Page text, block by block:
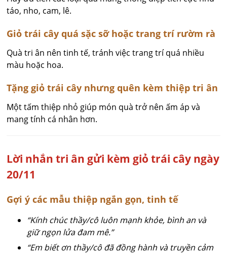
táo, nho, cam, lê.
Giỏ trái cây quá sặc sỡ hoặc trang trí rườm rà
Quà tri ân nên tinh tế, tránh việc trang trí quá nhiều
màu hoặc hoa.
Tặng giỏ trái cây nhưng quên kèm thiệp tri ân
Một tấm thiệp nhỏ giúp món quà trở nên ấm áp và
mang tính cá nhân hơn.
Lời nhắn tri ân gửi kèm giỏ trái cây ngày
20/11
Gợi ý các mẫu thiệp ngắn gọn, tinh tế
“Kính chúc thầy/cô luôn mạnh khỏe, bình an và
giữ ngọn lửa đam mê.”
“Em biết ơn thầy/cô đã đồng hành và truyền cảm